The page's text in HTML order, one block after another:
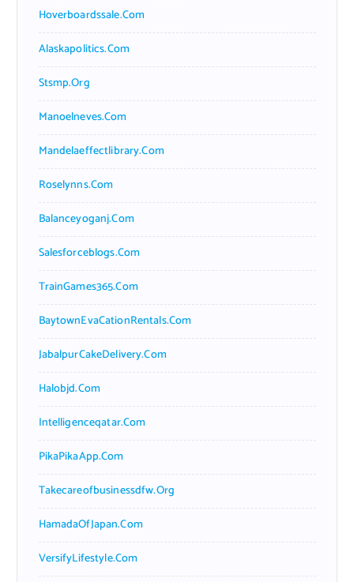
Hoverboardssale.com
Alaskapolitics.com
Stsmp.org
Manoelneves.com
Mandelaeffectlibrary.com
Roselynns.com
Balanceyoganj.com
Salesforceblogs.com
TrainGames365.com
BaytownEvaCationRentals.com
JabalpurCakeDelivery.com
Halobjd.com
Intelligenceqatar.com
PikaPikaApp.com
Takecareofbusinessdfw.org
HamadaOfJapan.com
VersifyLifestyle.com